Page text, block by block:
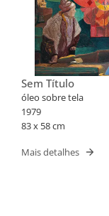
Sem Título
óleo sobre tela
1979
83 x 58 cm
Mais detalhes